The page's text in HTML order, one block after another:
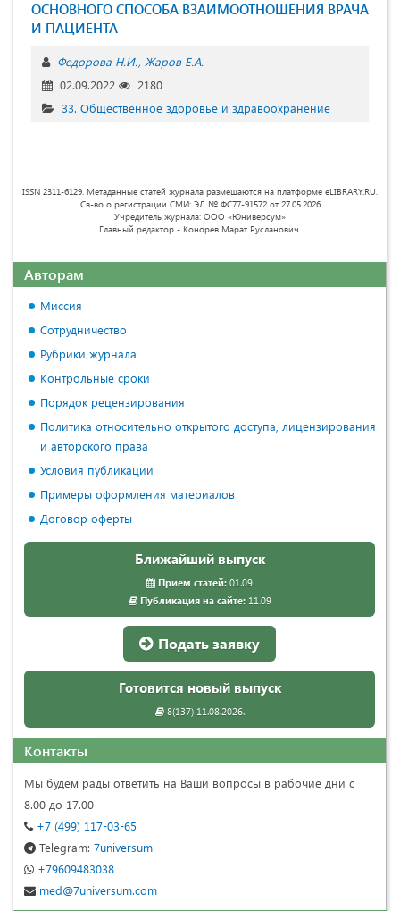
ОСНОВНОГО СПОСОБА ВЗАИМООТНОШЕНИЯ ВРАЧА
И ПАЦИЕНТА
Федорова Н.И. Жаров Е.А.
02.09.2022
2180
33. Общественное здоровье и здравоохранение
ISSN 2311-6129. Метаданные статей журнала размещаются на платформе eLIBRARY.RU.
Св-во о регистрации СМИ: ЭЛ № ФС77-91572 от 27.05.2026
Учредитель журнала: ООО «Юниверсум»
Главный редактор - Конорев Марат Русланович.
Авторам
Миссия
Сотрудничество
Рубрики журнала
Контрольные сроки
Порядок рецензирования
Политика относительно открытого доступа, лицензирования
и авторского права
Условия публикации
Примеры оформления материалов
Договор оферты
Ближайший выпуск
Прием статей: 01.09
Публикация на сайте:11.09
Подать заявку
Готовится новый выпуск
8(137) 11.08.2026.
Контакты
Мы будем рады ответить на Ваши вопросы в рабочие дни с
8.00 до 17.00
+7 (499) 117-03-65
Telegram: 7universum
+79609483038
med@7universum.com